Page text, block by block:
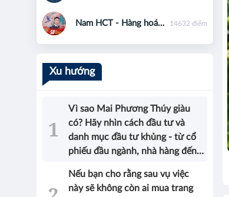
Nam HCT - Hàng hoá phái sinh - 0867091553 14632 điểm
Xu hướng
Vì sao Mai Phương Thúy giàu
có? Hãy nhìn cách đầu tư và
danh mục đầu tư khủng - từ cổ
phiếu đầu ngành, nhà hàng đến
được câu trả lời!
Nếu bạn cho rằng sau vụ việc
này sẽ không còn ai mua trang